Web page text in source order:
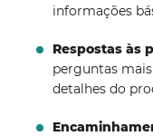
informações
Respostas às
perguntas
detalhes do